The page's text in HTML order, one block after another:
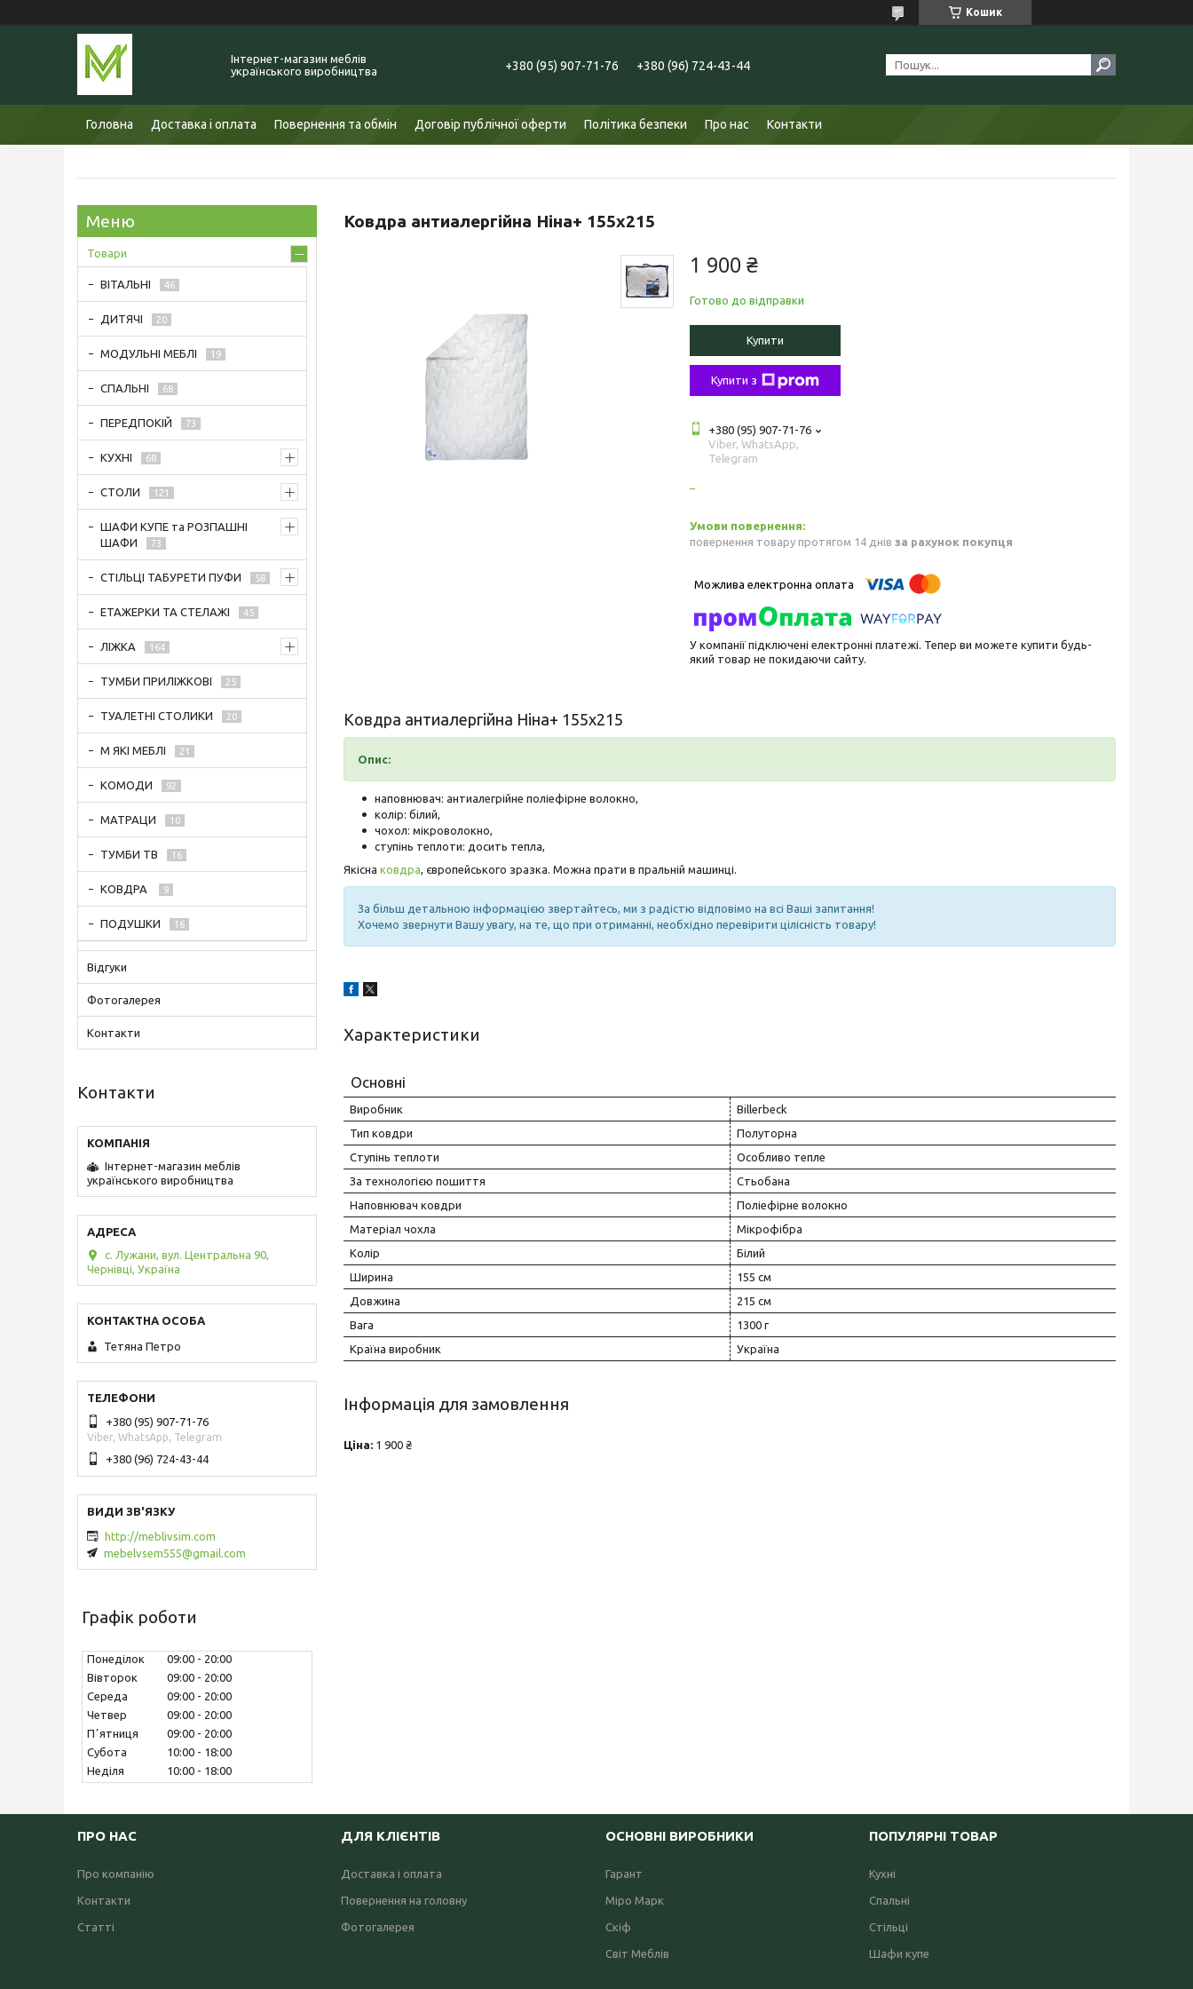
Кошик
Інтернет-магазин меблів
українського виробництва
+380 (95) 907-71-76 +380 (96) 724-43-44
Головна Доставка і оплата Повернення та обмін Договір публічної оферти Політика безпеки Про нас Контакти
Ковдра антиалергійна Ніна+ 155х215
1 900 ₴
Готово до відправки
Купити
Купити з
+380 (95) 907-71-76
Viber, WhatsApp,
Telegram
повернення товару протягом 14 днів за рахунок покупця
У компанії підключені електронні платежі. Тепер ви можете купити будь-
який товар не покидаючи сайту.
Ковдра антиалергійна Ніна+ 155х215
Опис:
наповнювач: антиалегрійне поліефірне волокно,
колір: білий,
чохол: мікроволокно,
ступінь теплоти: досить тепла,
Якісна ковдра , європейського зразка. Можна прати в пральній машинці.
За більш детальною інформацією звертайтесь, ми з радістю відповімо на всі Ваші запитання!
Хочемо звернути Вашу увагу, на те, що при отриманні, необхідно перевірити цілісність товару!
Характеристики
Основні
Виробник
Billerbeck
Тип ковдри
Полуторна
Ступінь теплоти
Особливо тепле
За технологією пошиття
Стьобана
Наповнювач ковдри
Поліефірне волокно
Матеріал чохла
Мікрофібра
Колір
Білий
Ширина
155 см
Довжина
215 см
Вага
1300 г
Країна виробник
Україна
Інформація для замовлення
Ціна: 1 900 ₴
Товари
ВІТАЛЬНІ 46
ДИТЯЧІ 20
МОДУЛЬНІ МЕБЛІ 19
СПАЛЬНІ 68
ПЕРЕДПОКІЙ 73
КУХНІ 68
СТОЛИ 121
ШАФИ КУПЕ та РОЗПАШНІ
ШАФИ
73
СТІЛЬЦІ ТАБУРЕТИ ПУФИ 58
ЕТАЖЕРКИ ТА СТЕЛАЖІ 45
ЛІЖКА 164
ТУМБИ ПРИЛІЖКОВІ 25
ТУАЛЕТНІ СТОЛИКИ 20
М ЯКІ МЕБЛІ 21
КОМОДИ 92
МАТРАЦИ 10
ТУМБИ ТВ 16
КОВДРА 9
ПОДУШКИ 16
Відгуки
Фотогалерея
Контакти
Контакти
Інтернет-магазин меблів
українського виробництва
с. Лужани, вул. Центральна 90,
Чернівці, Україна
Тетяна Петро
+380 (95) 907-71-76
Viber, WhatsApp, Telegram
+380 (96) 724-43-44
http://meblivsim.com
mebelvsem555@gmail.com
Графік роботи
Понеділок 09:00
20:00
Вівторок
09:00
20:00
Середа
09:00
20:00
Четвер
09:00
20:00
Пʼятниця
09:00
20:00
Субота
10:00
18:00
Неділя
10:00 18:00
ПРО НАС
Про компанію
Контакти
Статті
ДЛЯ КЛІЄНТІВ
Доставка і оплата
Повернення на головну
Фотогалерея
ОСНОВНІ ВИРОБНИКИ
Гарант
Міро Марк
Скіф
Світ Меблів
ПОПУЛЯРНІ ТОВАР
Кухні
Спальні
Стільці
Шафи купе